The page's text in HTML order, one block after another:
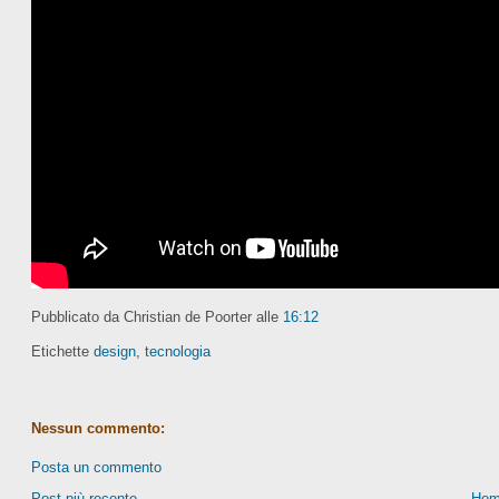
Pubblicato da Christian de Poorter alle 16:12
Etichette design, tecnologia
Nessun commento:
Posta un commento